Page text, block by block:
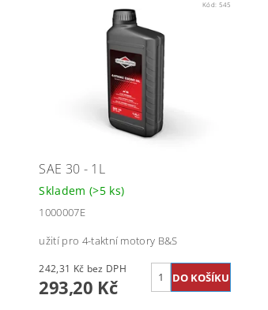
Kód: 545
SAE 30 - 1L
Skladem (>5 ks)
1000007E
užití pro 4-taktní motory B&S
242,31 Kč bez DPH
293,20 Kč